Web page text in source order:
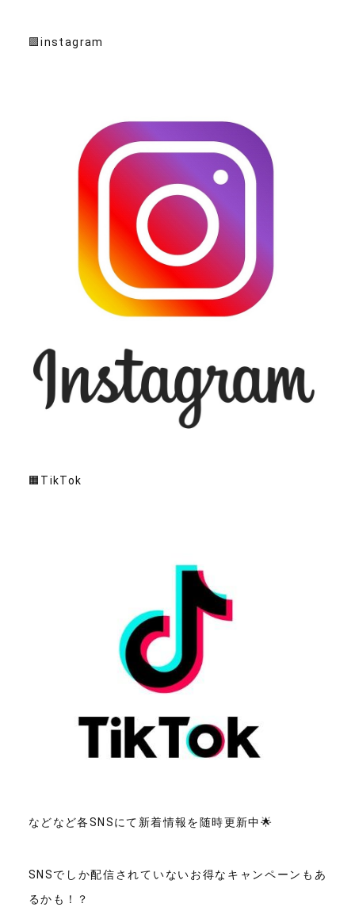
🟪instagram
🟧TikTok
などなど各SNSにて新着情報を随時更新中🌟
SNSでしか配信されていないお得なキャンペーンもあ
るかも！？